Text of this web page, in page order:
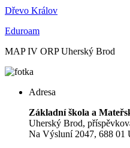
Dřevo Králov
Eduroam
MAP IV ORP Uherský Brod
Adresa
Základní škola a
Uherský Brod,
Na Výsluní 2047, 688 01